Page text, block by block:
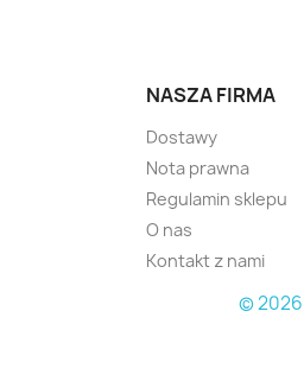
NASZA FIRMA
Dostawy
Nota prawna
Regulamin sklepu
O nas
Kontakt z nami
©